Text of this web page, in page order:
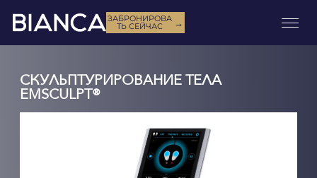
ЗАБРОНИРОВА
ТЬ СЕЙЧАС →
СКУЛЬПТУРИРОВАНИЕ ТЕЛА
EMSCULPT®